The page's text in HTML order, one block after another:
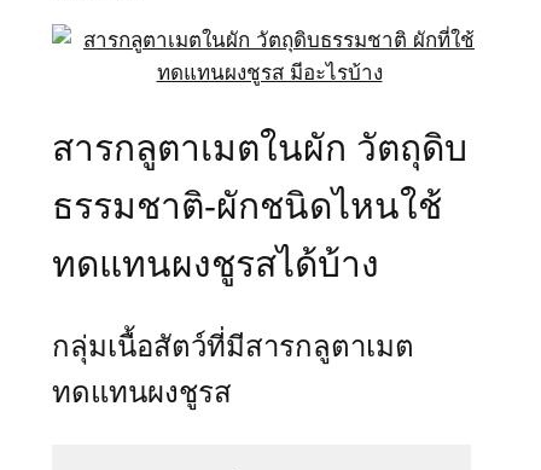
สารกลูตาเมตในผัก วัตถุดิบ
ธรรมชาติ-ผักชนิดไหนใช้
ทดแทนผงชูรสได้บ้าง
กลุ่มเนื้อสัตว์ที่มีสารกลูตาเมต
ทดแทนผงชูรส